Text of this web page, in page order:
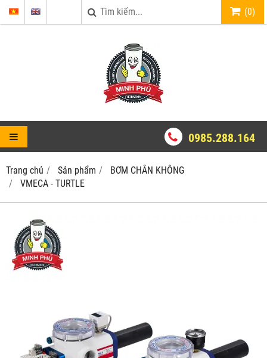
(0)
0985.288.164
Trang chủ Sản phẩm
BƠM CHÂN KHÔNG
VMECA - TURTLE